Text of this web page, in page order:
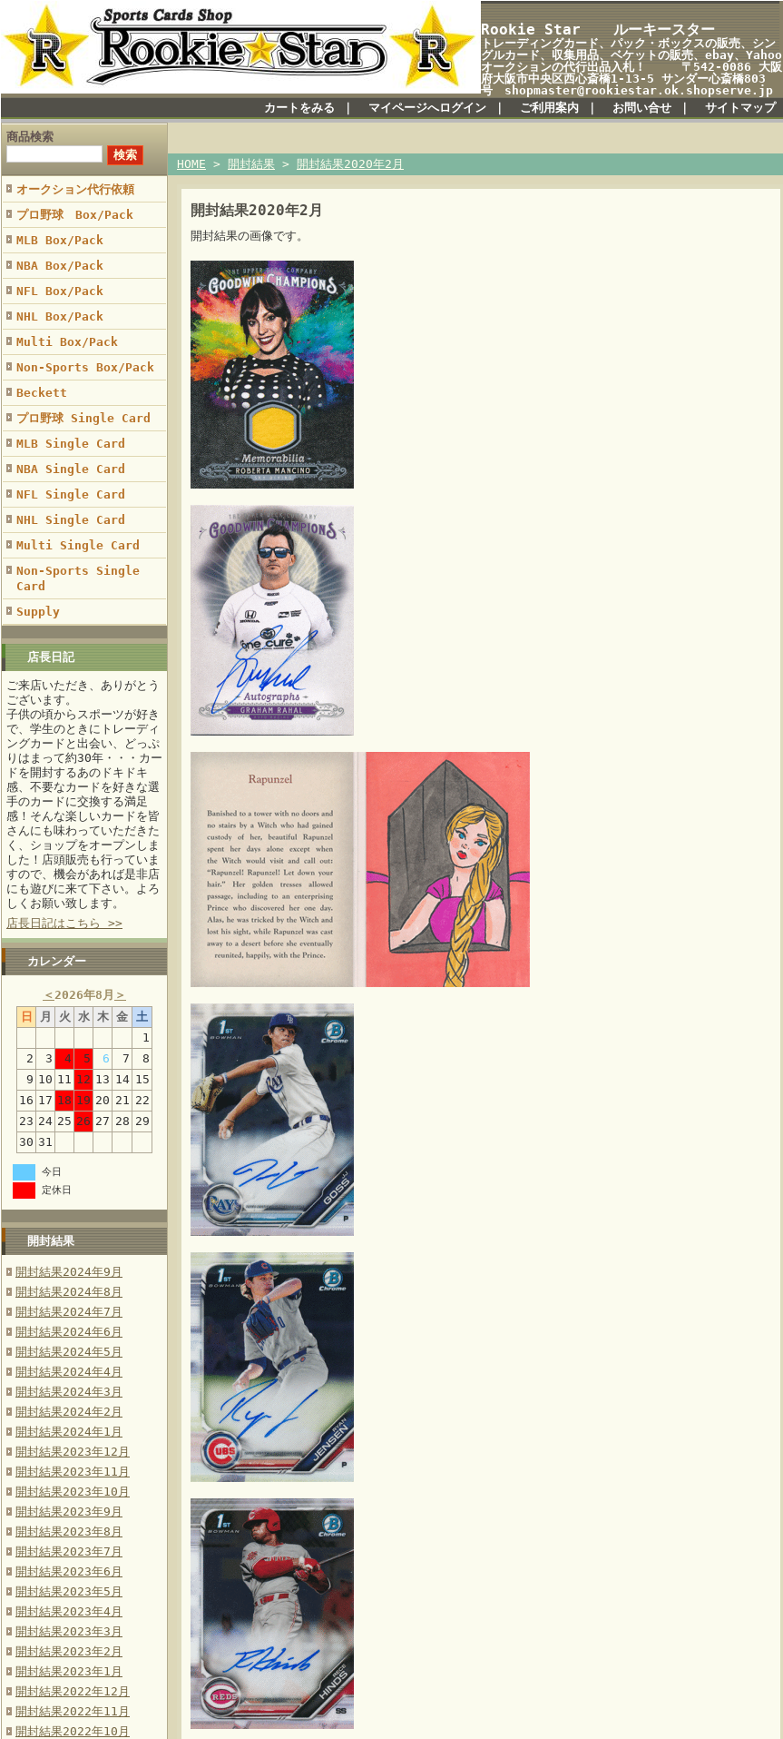
Rookie Star ルーキースター
トレーディングカード、パック・ボックスの販売、シン
グルカード、収集用品、ベケットの販売、ebay、Yahoo
オークションの代行出品入札！ 〒542-0086 大阪
府大阪市中央区西心斎橋1-13-5 サンダー心斎橋803
号 shopmaster@rookiestar.ok.shopserve.jp
カートをみる
マイページへログイン ご利用案内 お問い合せ サイトマップ
商品検索
オークション代行依頼
プロ野球 Box/Pack
MLB Box/Pack
NBA Box/Pack
NFL Box/Pack
NHL Box/Pack
Multi Box/Pack
Non-Sports Box/Pack
Beckett
プロ野球 Single Card
MLB Single Card
NBA Single Card
NFL Single Card
NHL Single Card
Multi Single Card
Non-Sports Single
Card
Supply
店長日記
ご来店いただき、ありがとう
ございます。
子供の頃からスポーツが好き
で、学生のときにトレーディ
ングカードと出会い、どっぷ
りはまって約30年・・・カー
ドを開封するあのドキドキ
感、不要なカードを好きな選
手のカードに交換する満足
感！そんな楽しいカードを皆
さんにも味わっていただきた
く、ショップをオープンしま
した！店頭販売も行っていま
すので、機会があれば是非店
にも遊びに来て下さい。よろ
しくお願い致します。
店長日記はこちら >>
カレンダー
＜2026年8月 ＞
日
月 火 水 木 金 土
1
2
3 4 5 6 7
8
9 10 11 12 13 14 15
16 17 18 19 20 21 22
23 24 25 26 27 28 29
30 31
今日
定休日
開封結果
開封結果2024年9月
開封結果2024年8月
開封結果2024年7月
開封結果2024年6月
開封結果2024年5月
開封結果2024年4月
開封結果2024年3月
開封結果2024年2月
開封結果2024年1月
開封結果2023年12月
開封結果2023年11月
開封結果2023年10月
開封結果2023年9月
開封結果2023年8月
開封結果2023年7月
開封結果2023年6月
開封結果2023年5月
開封結果2023年4月
開封結果2023年3月
開封結果2023年2月
開封結果2023年1月
開封結果2022年12月
開封結果2022年11月
開封結果2022年10月
HOME > 開封結果 > 開封結果2020年2月
開封結果2020年2月
開封結果の画像です。